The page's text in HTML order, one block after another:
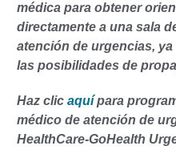
médica para obtener
directamente a una sala
atención de urgencias,
las posibilidades de
Haz clic aquí para
médico de atención de
HealthCare-GoHealth